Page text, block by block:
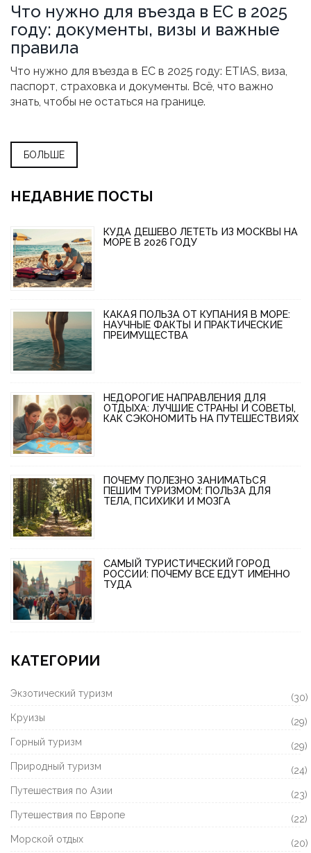
Что нужно для въезда в ЕС в 2025
году: документы, визы и важные
правила
Что нужно для въезда в ЕС в 2025 году: ETIAS, виза,
паспорт, страховка и документы. Всё, что важно
знать, чтобы не остаться на границе.
БОЛЬШЕ
НЕДАВНИЕ ПОСТЫ
КУДА ДЕШЕВО ЛЕТЕТЬ ИЗ МОСКВЫ НА
МОРЕ В 2026 ГОДУ
КАКАЯ ПОЛЬЗА ОТ КУПАНИЯ В МОРЕ:
НАУЧНЫЕ ФАКТЫ И ПРАКТИЧЕСКИЕ
ПРЕИМУЩЕСТВА
НЕДОРОГИЕ НАПРАВЛЕНИЯ ДЛЯ
ОТДЫХА: ЛУЧШИЕ СТРАНЫ И СОВЕТЫ,
КАК СЭКОНОМИТЬ НА ПУТЕШЕСТВИЯХ
ПОЧЕМУ ПОЛЕЗНО ЗАНИМАТЬСЯ
ПЕШИМ ТУРИЗМОМ: ПОЛЬЗА ДЛЯ
ТЕЛА, ПСИХИКИ И МОЗГА
САМЫЙ ТУРИСТИЧЕСКИЙ ГОРОД
РОССИИ: ПОЧЕМУ ВСЕ ЕДУТ ИМЕННО
ТУДА
КАТЕГОРИИ
Экзотический туризм
(30)
Круизы
(29)
Горный туризм
(29)
Природный туризм
(24)
Путешествия по Азии
(23)
Путешествия по Европе
(22)
Морской отдых
(20)